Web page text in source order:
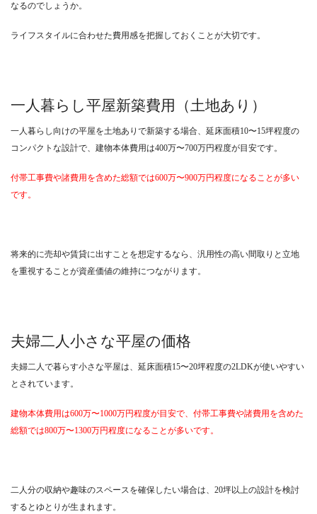
なるのでしょうか。
ライフスタイルに合わせた費用感を把握しておくことが大切です。
一人暮らし平屋新築費用（土地あり）
一人暮らし向けの平屋を土地ありで新築する場合、延床面積10〜15坪程度の
コンパクトな設計で、建物本体費用は400万〜700万円程度が目安です。
付帯工事費や諸費用を含めた総額では600万〜900万円程度になることが多い
です。
将来的に売却や賃貸に出すことを想定するなら、汎用性の高い間取りと立地
を重視することが資産価値の維持につながります。
夫婦二人小さな平屋の価格
夫婦二人で暮らす小さな平屋は、延床面積15〜20坪程度の2LDKが使いやすい
とされています。
建物本体費用は600万〜1000万円程度が目安で、付帯工事費や諸費用を含めた
総額では800万〜1300万円程度になることが多いです。
二人分の収納や趣味のスペースを確保したい場合は、20坪以上の設計を検討
するとゆとりが生まれます。